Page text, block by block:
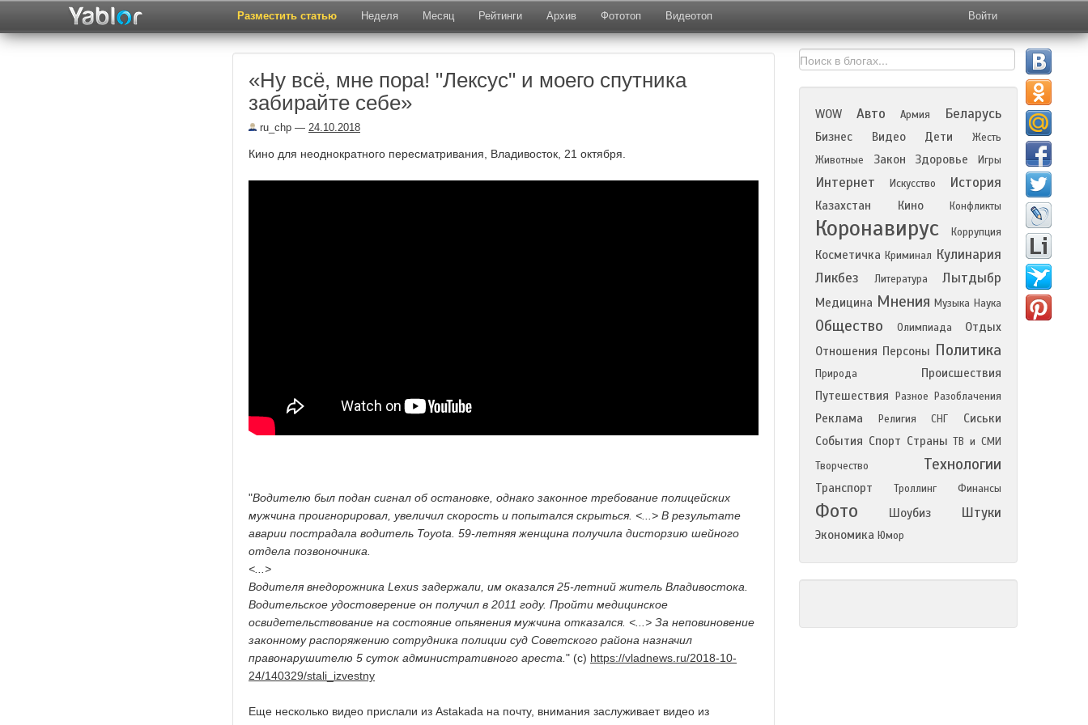
Разместить статью Неделя Месяц Рейтинги Архив Фототоп Видеотоп Войти
«Ну всё, мне пора! "Лексус" и моего спутника
забирайте себе»
ru_chp — 24.10.2018
Кино для неоднократного пересматривания, Владивосток, 21 октября.
"Водителю был подан сигнал об остановке, однако законное требование полицейских
мужчина проигнорировал, увеличил скорость и попытался скрыться. <...> В результате
аварии пострадала водитель Toyota. 59-летняя женщина получила дисторзию шейного
отдела позвоночника.
<...>
Водителя внедорожника Lexus задержали, им оказался 25-летний житель Владивостока.
Водительское удостоверение он получил в 2011 году. Пройти медицинское
освидетельствование на состояние опьянения мужчина отказался. <...> За неповиновение
законному распоряжению сотрудника полиции суд Советского района назначил
правонарушителю 5 суток административного ареста. " (с) https://vladnews.ru/2018-10-
24/140329/stali_izvestny
Еще несколько видео прислали из Astakada на почту, внимания заслуживает видео из
WOW Авто Армия Беларусь
Бизнес Видео Дети
Жесть
Животные
Закон Здоровье Игры
Интернет Искусство История
Казахстан Кино Конфликты
Коронавирус Коррупция
Косметичка Криминал Кулинария
Ликбез
Литература Лытдыбр
Медицина Мнения Музыка Наука
Общество Олимпиада
Отдых
Отношения Персоны Политика
Природа
Происшествия
Путешествия
Разное Разоблачения
Реклама Религия СНГ
Сиськи
События Спорт Страны ТВ и СМИ
Творчество
Технологии
Транспорт Троллинг Финансы
Фото Шоубиз Штуки
Экономика Юмор